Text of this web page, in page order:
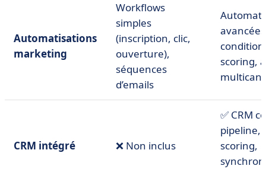
Automatisations
marketing
Workflows
simples
(inscription, clic,
ouverture),
séquences
d’emails
scoring,
CRM intégré ❌ Non inclus
✅ CRM
pipeline,
scoring,